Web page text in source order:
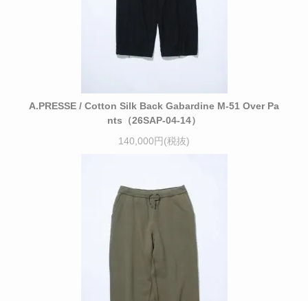
A.PRESSE / Cotton Silk Back Gabardine M-51 Over Pa
nts（26SAP-04-14）
140,000円(税抜)